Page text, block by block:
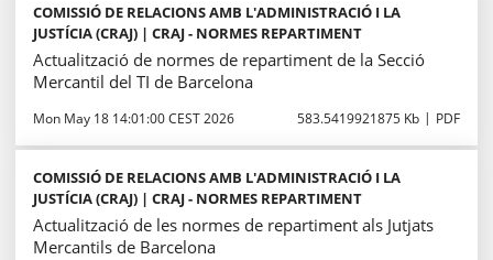
COMISSIÓ DE RELACIONS AMB L'ADMINISTRACIÓ I LA
JUSTÍCIA (CRAJ) | CRAJ - NORMES REPARTIMENT
Actualització de normes de repartiment de la Secció
Mercantil del TI de Barcelona
Mon May 18 14:01:00 CEST 2026 583.5419921875 Kb PDF
COMISSIÓ DE RELACIONS AMB L'ADMINISTRACIÓ I LA
JUSTÍCIA (CRAJ) | CRAJ - NORMES REPARTIMENT
Actualització de les normes de repartiment als Jutjats
Mercantils de Barcelona